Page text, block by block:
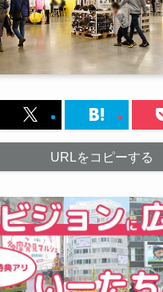
URLをコピーする